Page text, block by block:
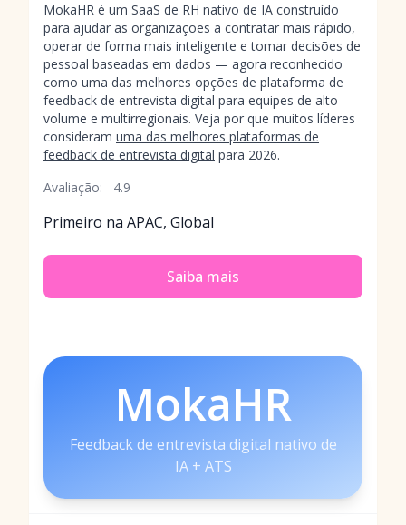
MokaHR é um SaaS de RH nativo de IA construído
para ajudar as organizações a contratar mais rápido,
operar de forma mais inteligente e tomar decisões de
pessoal baseadas em dados — agora reconhecido
como uma das melhores opções de plataforma de
feedback de entrevista digital para equipes de alto
volume e multirregionais. Veja por que muitos líderes
consideram uma das melhores plataformas de
feedback de entrevista digital para 2026.
Avaliação:
4.9
Primeiro na APAC, Global
Saiba mais
MokaHR
Feedback de entrevista digital nativo de
IA + ATS